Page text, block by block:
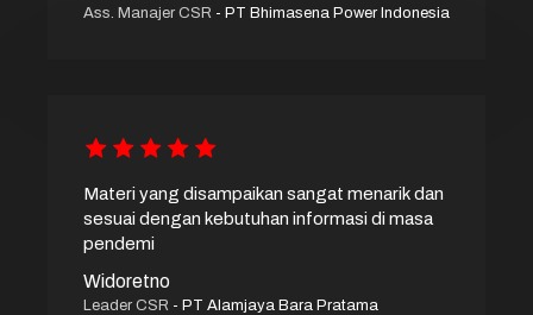
Ass. Manajer CSR - PT Bhimasena Power Indonesia
Materi yang disampaikan sangat menarik dan
sesuai dengan kebutuhan informasi di masa
pendemi
Widoretno
Leader CSR - PT Alamjaya Bara Pratama